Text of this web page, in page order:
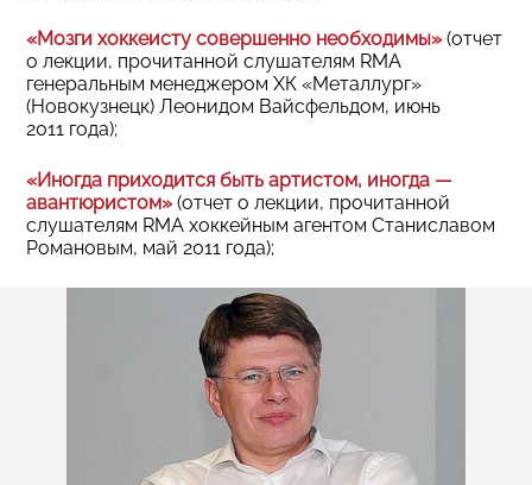
«Мозги хоккеисту совершенно необходимы»(отчет
о лекции, прочитанной слушателям RMA
генеральным менеджером ХК «Металлург»
(Новокузнецк) Леонидом Вайсфельдом, июнь
2011 года);
«Иногда приходится быть артистом, иногда —
авантюристом»(отчет о лекции, прочитанной
слушателям RMA хоккейным агентом Станиславом
Романовым, май 2011 года);